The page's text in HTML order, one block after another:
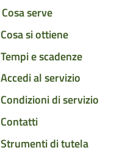
Cosa serve
Cosa si ottiene
Tempi e scadenze
Accedi al servizio
Condizioni di servizio
Contatti
Strumenti di tutela